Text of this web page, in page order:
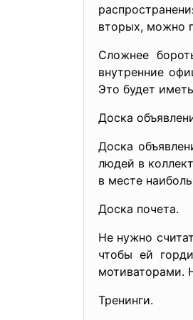
вторых, можно
Сложнее
внутренние
Это будет
Доска
Доска
людей в
в месте
Доска почета.
Не нужно
чтобы ей
мотиваторами.
Тренинги.